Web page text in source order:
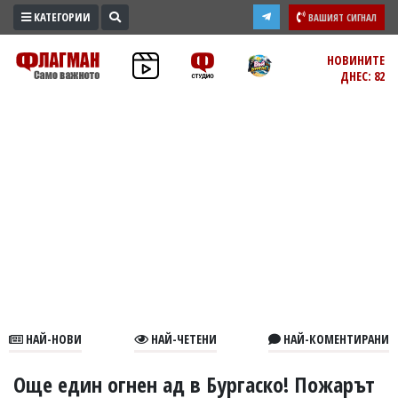
ПРОМО
ЗОНА
В
КАТЕГОРИИ ВАШИЯТ СИГНАЛ
НОВИНИТЕ
ДНЕС: 82
НАЙ-НОВИ НАЙ-ЧЕТЕНИ НАЙ-КОМЕНТИРАНИ
Още един огнен ад в Бургаско! Пожарът